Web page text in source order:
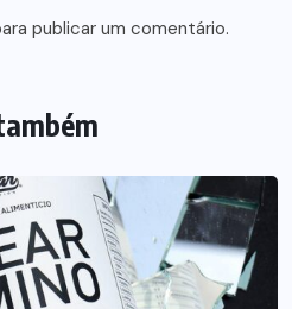
publicar um comentário.